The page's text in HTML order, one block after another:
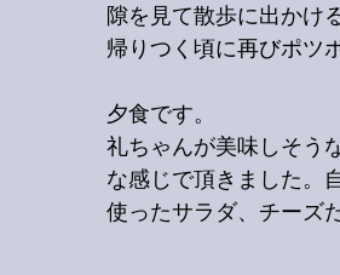
隙を見て散歩に出かけ
帰りつく頃に再びポツ
夕食です。
礼ちゃんが美味しそう
な感じで頂きました。
使ったサラダ、チーズ